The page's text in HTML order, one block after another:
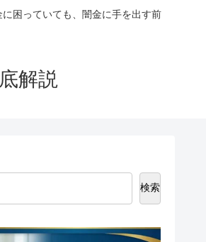
困っていても、闇金に手を出す前
解説
検索